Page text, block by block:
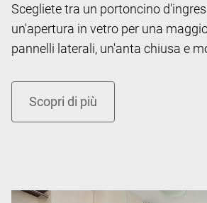
Scegliete tra un portoncino
un'apertura in vetro per una
pannelli laterali, un'anta chiusa e